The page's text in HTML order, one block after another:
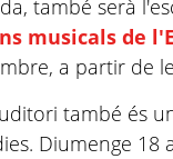
també serà
musicals de
a partir de
també és
Diumenge 18